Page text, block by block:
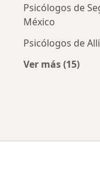
Psicólogos de
México
Psicólogos de
Ver más (15)